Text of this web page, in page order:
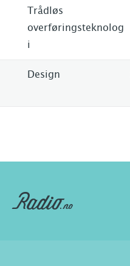
Trådløs
overføringsteknolog
i
Design